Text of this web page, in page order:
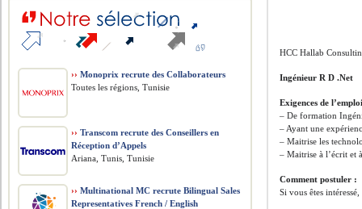
HCC Hallab
Ingénieur R D .Net
Exigences de
– De formation
– Ayant une
– Maitrise les
– Maitrise à l’écrit et
Comment postuler :
Si vous êtes
›› Monoprix recrute des Collaborateurs
Toutes les régions, Tunisie
›› Transcom recrute des Conseillers en
Réception d’Appels
Ariana, Tunis, Tunisie
›› Multinational MC recrute Bilingual Sales
Representatives French / English